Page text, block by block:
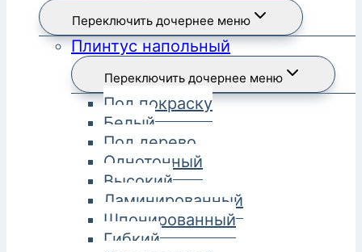
Переключить дочернее меню
Плинтус напольный
Переключить дочернее меню
Под покраску
Белый
Под дерево
Однотонный
Высокий
Ламинированный
Шпонированный
Гибкий